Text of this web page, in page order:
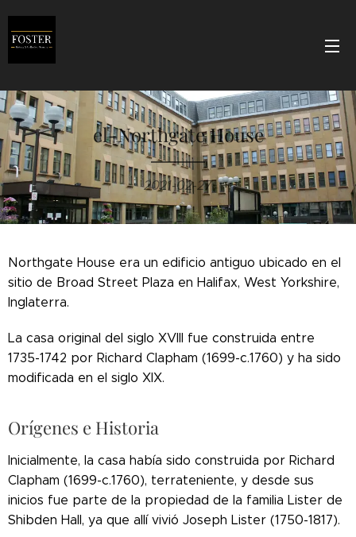
el-Northgate House
2021-02-27
Northgate House era un edificio antiguo ubicado en el
sitio de Broad Street Plaza en Halifax, West Yorkshire,
Inglaterra.
La casa original del siglo XVIII fue construida entre
1735-1742 por Richard Clapham (1699-c.1760) y ha sido
modificada en el siglo XIX.
Orígenes e Historia
Inicialmente, la casa había sido construida por Richard
Clapham (1699-c.1760), terrateniente, y desde sus
inicios fue parte de la propiedad de la familia Lister de
Shibden Hall, ya que allí vivió Joseph Lister (1750-1817).